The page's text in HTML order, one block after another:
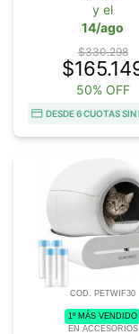
y el
14/ago
$330.298
50% OFF
DESDE 6 CUOTAS SIN
COD. PETWIF30
1º MÁS VENDIDO
EN ACCESORIOS